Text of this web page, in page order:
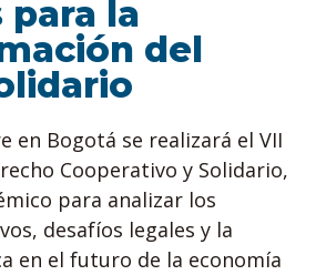
la
del
en Bogotá se realizará el VII
Cooperativo y Solidario,
para analizar los
desafíos legales y la
en el futuro de la economía